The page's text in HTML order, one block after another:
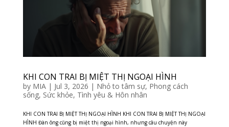
KHI CON TRAI BỊ MIỆT THỊ NGOẠI HÌNH
by MIA| Jul 3, 2026 | Nhỏ to tâm sự, Phong cách
sống, Sức khỏe, Tình yêu & Hôn nhân
KHI CON TRAI BỊ MIỆT THỊ NGOẠI HÌNH KHI CON TRAI BỊ MIỆT THỊ NGOẠI
HÌNH Đàn ông cũng bị miệt thị ngoại hình, nhưng câu chuyện này